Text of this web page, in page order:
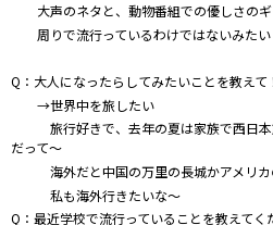
大声のネタと、動物番組での優しさのギ
周りで流行っているわけではないみたい
Q：大人になったらしてみたいことを教えて
→世界中を旅したい
旅行好きで、去年の夏は家族で西日本
だって～
海外だと中国の万里の長城かアメリカ
私も海外行きたいな～
Q：最近学校で流行っていることを教えてく